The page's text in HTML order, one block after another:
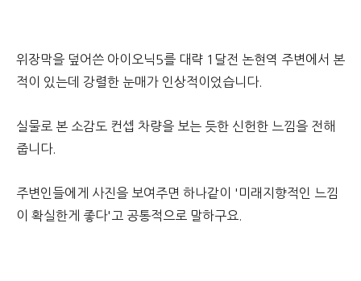
위장막을 덮어쓴 아이오닉5를 대략 1달전 논현역 주변에서 본
적이 있는데 강렬한 눈매가 인상적이었습니다.
실물로 본 소감도 컨셉 차량을 보는 듯한 신헌한 느낌을 전해
줍니다.
주변인들에게 사진을 보여주면 하나같이 '미래지향적인 느낌
이 확실한게 좋다'고 공통적으로 말하구요.